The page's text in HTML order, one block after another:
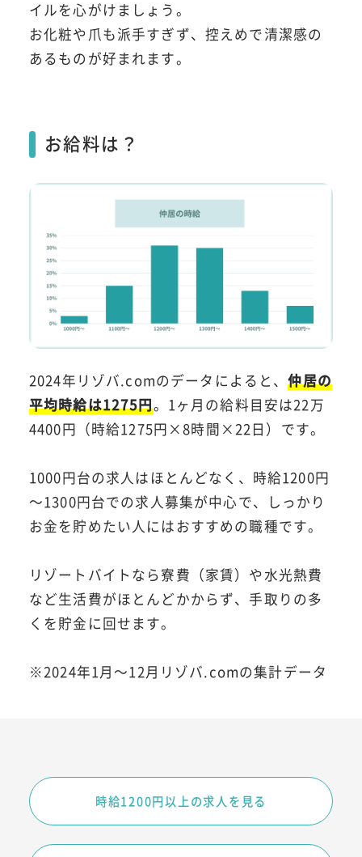
イルを心がけましょう。
お化粧や爪も派手すぎず、控えめで清潔感の
あるものが好まれます。
お給料は？
2024年リゾバ.comのデータによると、仲居の
平均時給は1275円。1ヶ月の給料目安は22万
4400円（時給1275円×8時間×22日）です。
1000円台の求人はほとんどなく、時給1200円
～1300円台での求人募集が中心で、しっかり
お金を貯めたい人にはおすすめの職種です。
リゾートバイトなら寮費（家賃）や水光熱費
など生活費がほとんどかからず、手取りの多
くを貯金に回せます。
※2024年1月～12月リゾバ.comの集計データ
時給1200円以上の求人を見る